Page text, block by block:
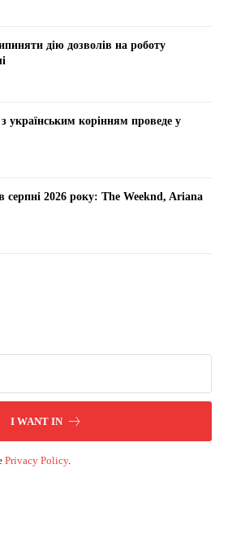
дію дозволів на роботу
українським корінням проведе у
серпні 2026 року: The Weeknd, Ariana
I WANT IN
Privacy Policy.